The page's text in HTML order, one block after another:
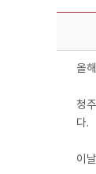
보도자료 상세보기 - 제목, 담당부서, 담당자, 담당연락처, 내용, 첨부파일 정보 제공
올
청
다.
이